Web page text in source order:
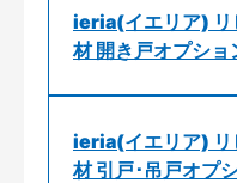
ieria(イエリア) リ
材 開き戸オプショ
ieria(イエリア) リ
材 引戸･吊戸オプ